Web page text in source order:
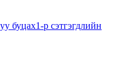
буцах1-р сэтгэгдлийн